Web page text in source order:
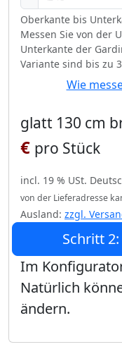
Oberkante bis
Messen Sie von der
Unterkante der
Variante sind bis zu
Wie
glatt 130 cm
€ pro Stück
incl. 19 % USt.
von der Lieferadresse
Ausland: zzgl.
Schritt
Im
Natürlich
ändern.